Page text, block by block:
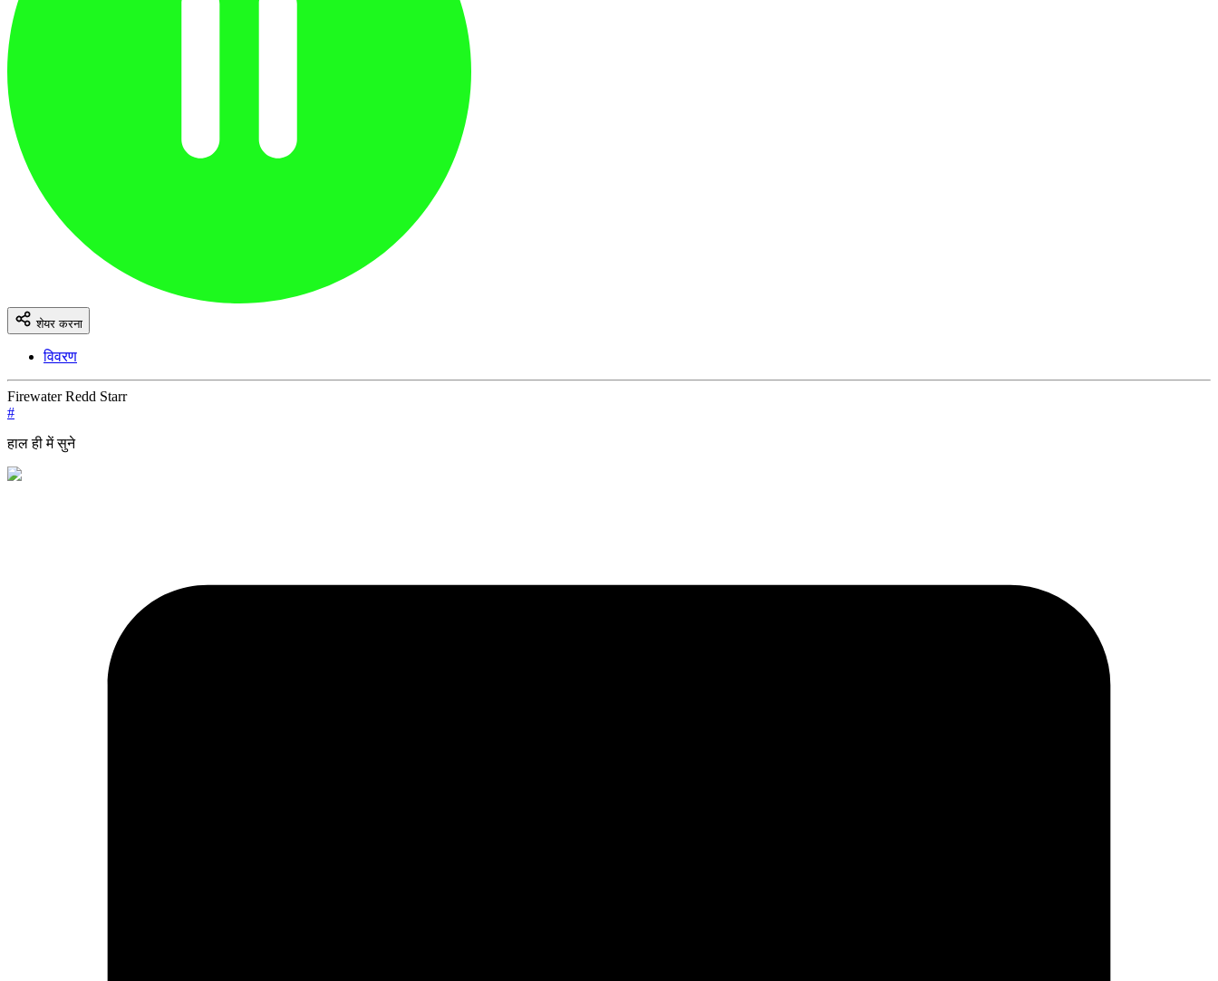
शेयर करना
विवरण
Firewater Redd Starr
#
हाल ही में सुने